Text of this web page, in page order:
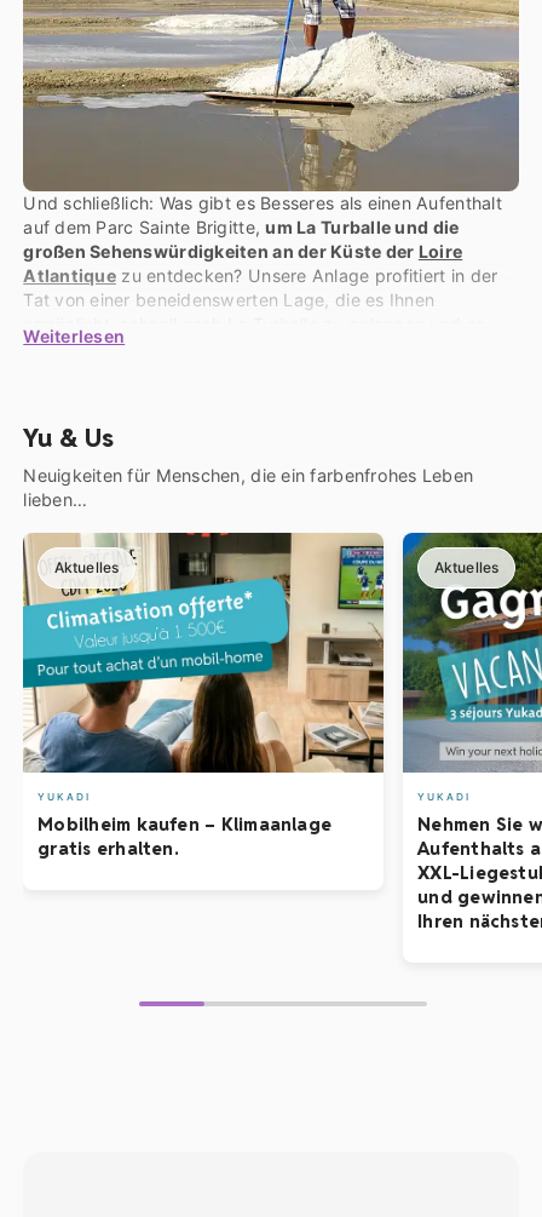
Und schließlich: Was gibt es Besseres als einen Aufenthalt
auf dem Parc Sainte Brigitte,um La Turballe und die
großen Sehenswürdigkeiten an der Küste der Loire
Atlantiquezu entdecken? Unsere Anlage profitiert in der
Tat von einer beneidenswerten Lage, die es Ihnen
denCharme dieses Küstenortes an der Côte d’Amour
Guérande beherbergt
Um die Stadt herum, in Richtungder Halbinsel Le Croisic
müssen die Salzgärten von Guérande unbedingt besucht
Technik, indem Sie das Musée des Marais Salants in Batz
sur Merbesuchen. In dieser touristischen Gemeinde
können Sie auch dasMusée du Grand Blockhaus
besuchen, um mehr über die Geschichte des Atlantikwalls
und die harten Kämpfe in der „Poche de Saint Nazaire“ am
Ende des Zweiten Weltkriegs zu erfahren. Auchnoble
Küstenort La Baulemit seinemriesigen Sandstrandist
einen Abstecher wert. Hier finden Sie zahlreiche
Restaurants, Kasinos und viele Aktivitäten für Kinder (u. a.
Spiele und Fahrgeschäfte auf der Seite von Le Pouliguen
Weiterlesen
Yu & Us
Neuigkeiten für Menschen, die ein farbenfrohes Leben
lieben…
Aktuelles
YUKADI
Mobilheim kaufen – Klimaanlage
gratis erhalten.
Aktuelles
YUKADI
Nehmen Sie
Aufenthalts
XXL-
und
Ihren